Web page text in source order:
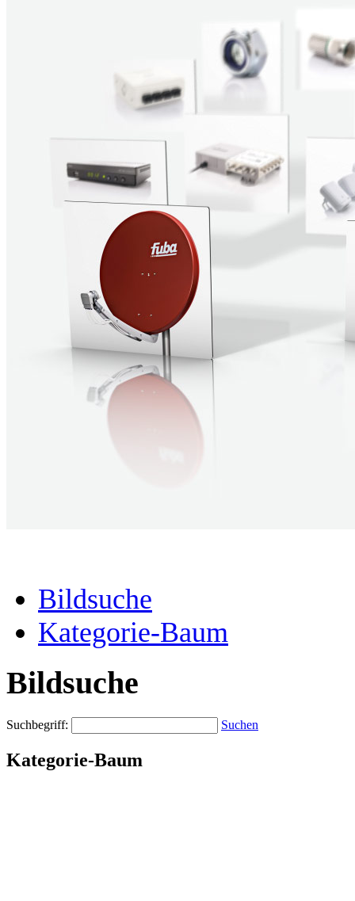
Bildsuche
Kategorie-Baum
Bildsuche
Suchbegriff: Suchen
Kategorie-Baum